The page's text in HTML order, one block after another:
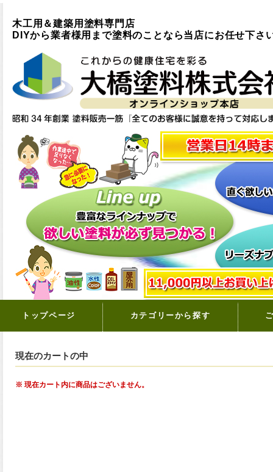
木工用＆建築用塗料専門店
DIYから業者様用まで塗料のことなら当店にお任せ下さ
トップページ カテゴリーから探す
現在のカートの中
※ 現在カート内に商品はございません。